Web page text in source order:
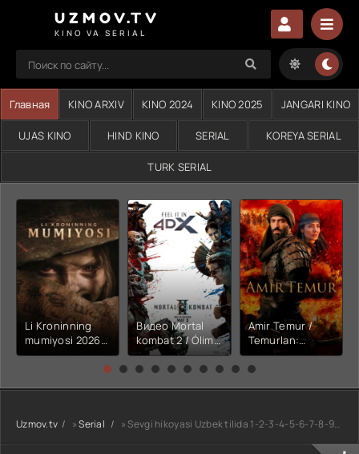
UZMOV.TV
KINO VA SERIAL
Главная KINO ARXIV KINO 2024 KINO 2025 JANGARI KINO
UJAS KINO HIND KINO SERIAL KOREYA SERIAL
TURK SERIAL
Li Kroninning
mumiyosi 2026
(uzbek tilida
kino) tarjima HD
Видео Mortal
kombat 2 / Ólim
jangi 2 (2026)
Uzbek tilida
Amir Temur /
Temurlan:
Fathchining
yuksalishi
tarjima kino Full
HD tas-ix
Uzmov.tv »Serial » Sevgi hikoyasi Uzbek tilida 1-2-3-4-5-6-7-8-9-10 Qism Barcha qismlar Koreya seriali